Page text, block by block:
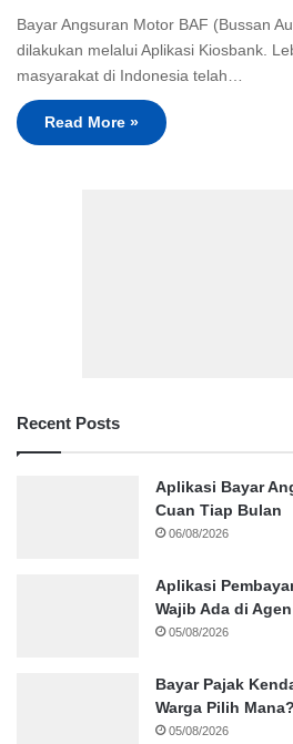
Bayar Angsuran Motor BAF (Bussan
dilakukan melalui Aplikasi Kiosbank.
masyarakat di Indonesia telah…
Read More »
Recent Posts
Aplikasi Bayar
Cuan Tiap Bulan
06/08/2026
Aplikasi
Wajib Ada di Agen
05/08/2026
Bayar Pajak
Warga Pilih Mana?
05/08/2026